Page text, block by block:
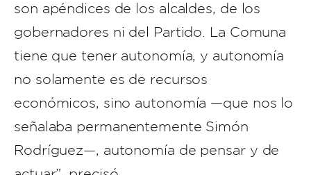
son apéndices de los alcaldes, de los
gobernadores ni del Partido. La Comuna
tiene que tener autonomía, y autonomía
no solamente es de recursos
económicos, sino autonomía —que nos lo
señalaba permanentemente Simón
Rodríguez—, autonomía de pensar y de